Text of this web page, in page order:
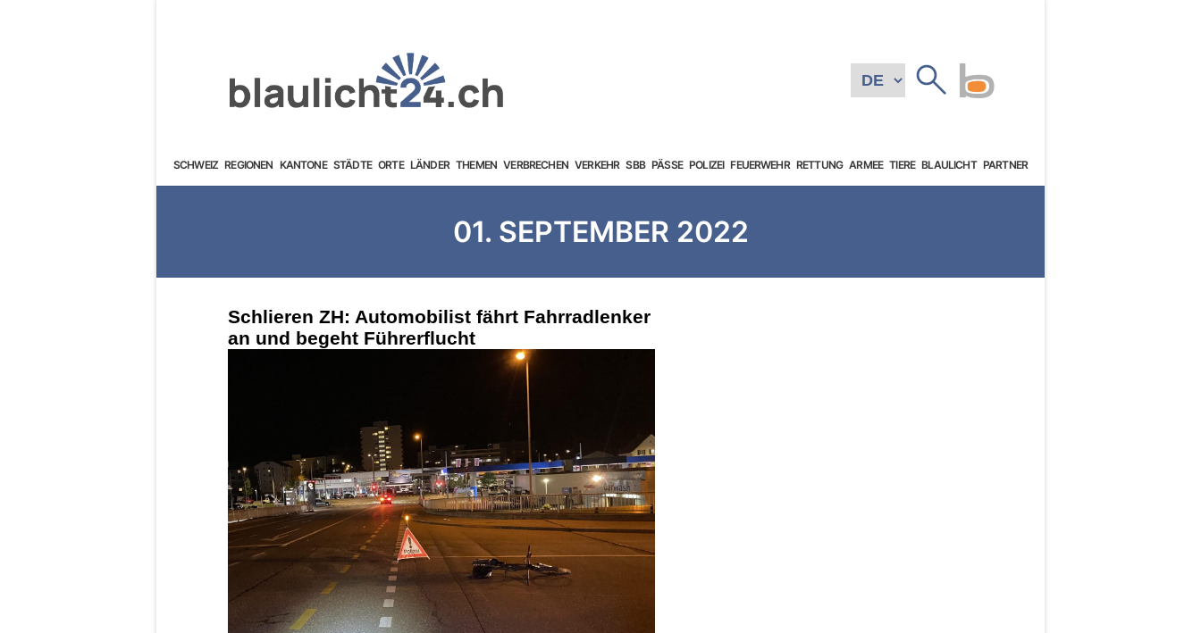
SCHWEIZ REGIONEN KANTONE STÄDTE ORTE LÄNDER THEMEN VERBRECHEN VERKEHR SBB PÄSSE POLIZEI FEUERWEHR RETTUNG ARMEE TIERE BLAULICHT PARTNER
01. SEPTEMBER 2022
Schlieren ZH: Automobilist fährt Fahrradlenker
an und begeht Führerflucht